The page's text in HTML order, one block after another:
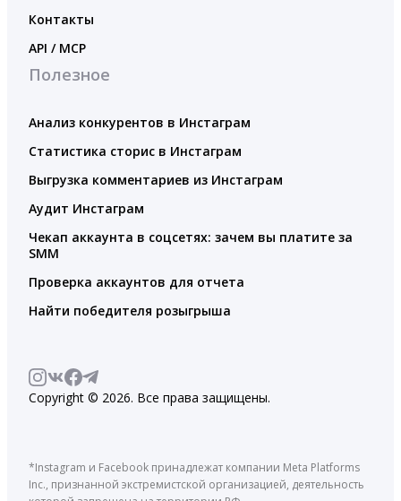
Контакты
API / MCP
Полезное
Анализ конкурентов в Инстаграм
Статистика сторис в Инстаграм
Выгрузка комментариев из Инстаграм
Аудит Инстаграм
Чекап аккаунта в соцсетях: зачем вы платите за
SMM
Проверка аккаунтов для отчета
Найти победителя розыгрыша
Copyright © 2026. Все права защищены.
*Instagram и Facebook принадлежат компании Meta Platforms
Inc., признанной экстремистской организацией, деятельность